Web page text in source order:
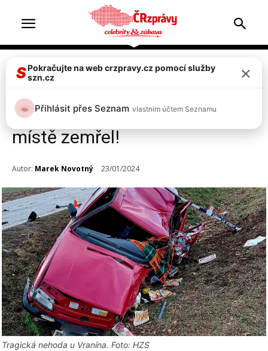
Doprava & nehody Top 2
Tragická nehoda tří aut u
Vranína. Jeden z řidičů na
místě zemřel!
Autor: Marek Novotný 23/01/2024
Tragická nehoda u Vranína. Foto: HZS
SPokračujte na web crzpravy.cz pomocí služby
szn.cz
×
Přihlásit přes Seznam vlastním účtem Seznamu